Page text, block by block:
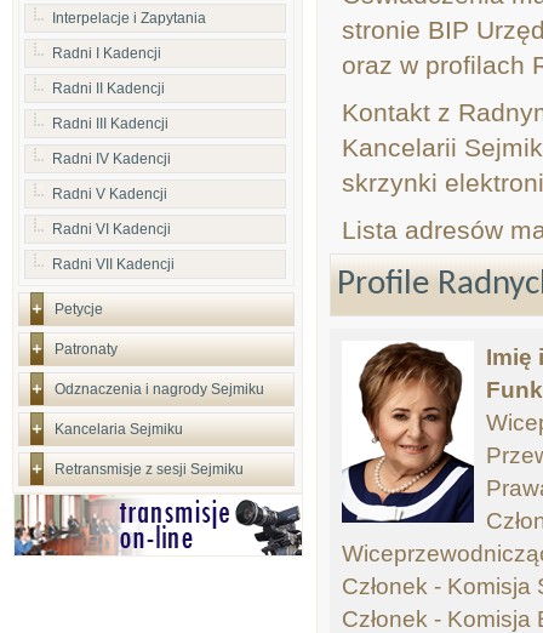
Interpelacje i Zapytania
Radni I Kadencji
Radni II Kadencji
Radni III Kadencji
Radni IV Kadencji
Radni V Kadencji
Radni VI Kadencji
Radni VII Kadencji
Petycje
Patronaty
Odznaczenia i nagrody Sejmiku
Kancelaria Sejmiku
Retransmisje z sesji Sejmiku
stronie BIP
oraz w profilach
Kontakt z
Kancelarii
skrzynki
Lista adresów
Profile
Imię
Członek -
Członek -